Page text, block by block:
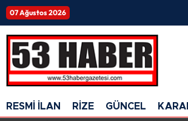
07 Ağustos 2026
RESMİ İLAN RİZE GÜNCEL